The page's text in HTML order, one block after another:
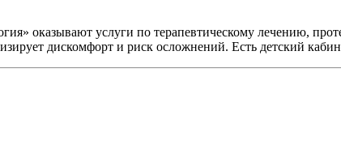
оказывают услуги по терапевтическому лечению,
дискомфорт и риск осложнений. Есть детский